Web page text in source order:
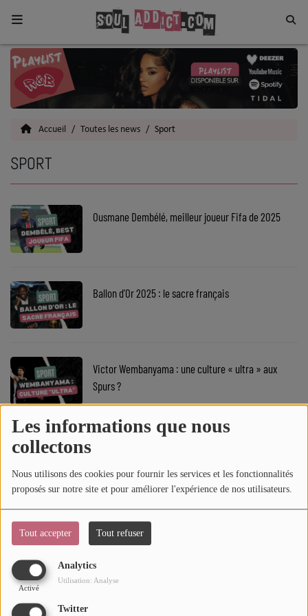
Les informations que nous
collectons
Nous utilisons des cookies pour fournir les services et les fonctionnalités
proposés sur notre site et pour améliorer l'expérience de nos utilisateurs.
Tout accepter Tout refuser
Analytics
Activé
Utilisation: Analyse
Twitter
Home
Toutes les News
Actu
Interviews
Talents
Top 5
SOUL ADDICT PLAY
Flash News
5 bonnes raisons
Dans la Street
C quoi ton Actu ?
Dans ton Téléphone
Mic 2 Rue
Première Fois
URBAN CULTURE
Sport
Accueil Toutes les news Sport
SPORT
Ousmane Dembélé, meilleur joueur Fifa de 2025
Ballon d’Or 2025 : le sacre français
Victor Wembanyama : une culture « ultra » aux
Spurs ?
Harlem Globetrotters : le basket devient spectacle